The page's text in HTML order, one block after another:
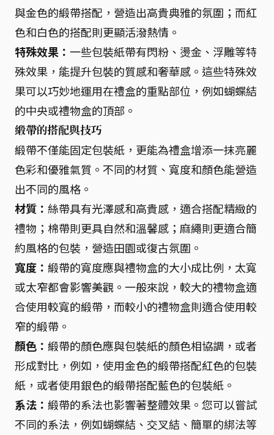
與金色的緞帶搭配，營造出高貴典雅的氛圍；而紅
色和白色的搭配則更顯活潑熱情。
特殊效果： 一些包裝紙帶有閃粉、燙金、浮雕等特
殊效果，能提升包裝的質感和奢華感。這些特殊效
果可以巧妙地運用在禮盒的重點部位，例如蝴蝶結
的中央或禮物盒的頂部。
緞帶的搭配與技巧
緞帶不僅能固定包裝紙，更能為禮盒增添一抹亮麗
色彩和優雅氣質。不同的材質、寬度和顏色能營造
出不同的風格。
材質： 絲帶具有光澤感和高貴感，適合搭配精緻的
禮物；棉帶則更具自然和溫馨感；麻繩則更適合簡
約風格的包裝，營造田園或復古氛圍。
寬度： 緞帶的寬度應與禮物盒的大小成比例，太寬
或太窄都會影響美觀。一般來說，較大的禮物盒適
合使用較寬的緞帶，而較小的禮物盒則適合使用較
窄的緞帶。
顏色： 緞帶的顏色應與包裝紙的顏色相協調，或者
形成對比，例如，使用金色的緞帶搭配紅色的包裝
紙，或者使用銀色的緞帶搭配藍色的包裝紙。
系法： 緞帶的系法也影響著整體效果。您可以嘗試
不同的系法，例如蝴蝶結、交叉結、簡單的綁法等